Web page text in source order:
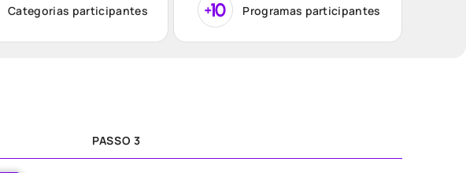
Categorias participantes Programas participantes
PASSO 3